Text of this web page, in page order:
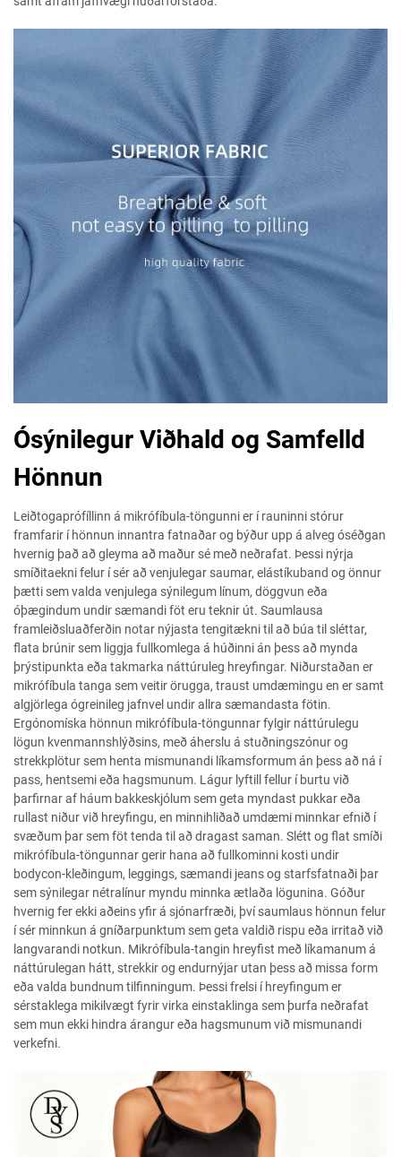
Ósýnilegur Viðhald og Samfelld
Hönnun
Leiðtogaprófíllinn á mikrófíbula-töngunni er í rauninni stórur
framfarir í hönnun innantra fatnaðar og býður upp á alveg óséðgan
hvernig það að gleyma að maður sé með neðrafat. Þessi nýrja
smíðitaekni felur í sér að venjulegar saumar, elástíkuband og önnur
þætti sem valda venjulega sýnilegum línum, döggvun eða
óþægindum undir sæmandi föt eru teknir út. Saumlausa
framleiðsluaðferðin notar nýjasta tengitækni til að búa til sléttar,
flata brúnir sem liggja fullkomlega á húðinni án þess að mynda
þrýstipunkta eða takmarka náttúruleg hreyfingar. Niðurstaðan er
mikrófíbula tanga sem veitir örugga, traust umdæmingu en er samt
algjörlega ógreinileg jafnvel undir allra sæmandasta fötin.
Ergónomíska hönnun mikrófíbula-töngunnar fylgir náttúrulegu
lögun kvenmannshlýðsins, með áherslu á stuðningszónur og
strekkplötur sem henta mismunandi líkamsformum án þess að ná í
pass, hentsemi eða hagsmunum. Lágur lyftill fellur í burtu við
þarfirnar af háum bakkeskjólum sem geta myndast pukkar eða
rullast niður við hreyfingu, en minnihliðað umdæmi minnkar efnið í
svæðum þar sem föt tenda til að dragast saman. Slétt og flat smíði
mikrófíbula-töngunnar gerir hana að fullkominni kosti undir
bodycon-kleðingum, leggings, sæmandi jeans og starfsfatnaði þar
sem sýnilegar nétralínur myndu minnka ætlaða lögunina. Góður
hvernig fer ekki aðeins yfir á sjónarfræði, því saumlaus hönnun felur
í sér minnkun á gníðarpunktum sem geta valdið rispu eða irritað við
langvarandi notkun. Mikrófíbula-tangin hreyfist með líkamanum á
náttúrulegan hátt, strekkir og endurnýjar utan þess að missa form
eða valda bundnum tilfinningum. Þessi frelsi í hreyfingum er
sérstaklega mikilvægt fyrir virka einstaklinga sem þurfa neðrafat
sem mun ekki hindra árangur eða hagsmunum við mismunandi
verkefni.